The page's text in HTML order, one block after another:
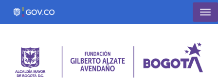
Pasar al contenido principal